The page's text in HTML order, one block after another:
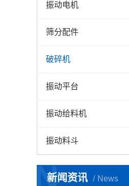
振动电机
筛分配件
破碎机
振动平台
振动给料机
振动料斗
新闻资讯 News
N